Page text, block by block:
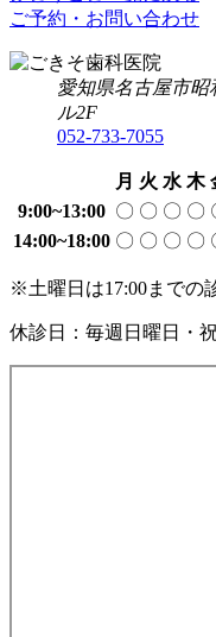
ご
そ
ご予約・お問い合わせ
愛知県名古屋市昭
ル2F
052-733-7055
月 火 水 木
9:00~13:00 〇 〇 〇 〇
14:00~18:00 〇 〇 〇 〇
※土曜日は17:00までの
休診日：毎週日曜日・